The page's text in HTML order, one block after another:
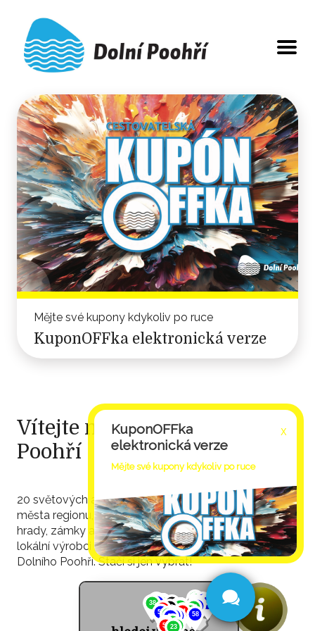
Mějte své kupony kdykoliv po ruce
KuponOFFka elektronická verze
Vítejte na vlně Dolního
Poohří
20 světových a českých NEJ! Historická královská
města regionu, řada kulturních i přírodních památek,
hrady, zámky a další pamětihodnosti. Pivo, víno,
lokální výrobci a producenti - to vše najdete v regionu
Dolního Poohří. Stačí si jen vybrat!
KuponOFFka
elektronická verze
X
Mějte své kupony kdykoliv po ruce